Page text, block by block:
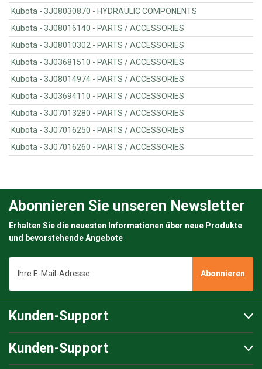
Kubota - 3J08030870 - HYDRAULIC COMPONENTS
Kubota - 3J08016140 - PARTS / ACCESSORIES
Kubota - 3J08010302 - PARTS / ACCESSORIES
Kubota - 3J03681510 - PARTS / ACCESSORIES
Kubota - 3J08014974 - PARTS / ACCESSORIES
Kubota - 3J03694110 - PARTS / ACCESSORIES
Kubota - 3J07013280 - PARTS / ACCESSORIES
Kubota - 3J07016250 - PARTS / ACCESSORIES
Kubota - 3J07016260 - PARTS / ACCESSORIES
Abonnieren Sie unseren Newsletter
Erhalten Sie die neuesten Informationen über neue Produkte
und bevorstehende Angebote
Mail-
Kunden-Support
Kunden-Support